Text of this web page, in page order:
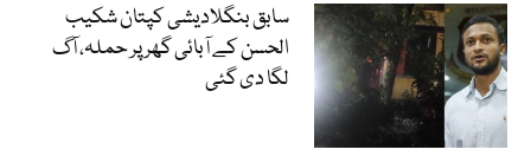
سابق بنگلادیشی کپتان شکیب
الحسن کے آبائی گھر پر حملہ، آگ
لگا دی گئی